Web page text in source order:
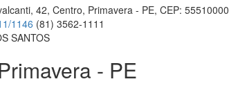
42, Centro, Primavera - PE, CEP: 55510000
1146 (81) 3562-1111
SANTOS
- PE